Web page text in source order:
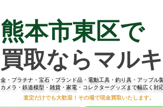
熊本市東区で
買取ならマル
金・プラチナ・宝石・ブランド品・電動工具・釣り具・アップル
カメラ・鉄道模型・雑貨・家電・コレクターグッズまで幅広く対
査定だけでも大歓迎！その場で現金買取いたします。